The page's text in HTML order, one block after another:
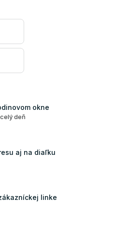
okne
deň
aj na diaľku
linke